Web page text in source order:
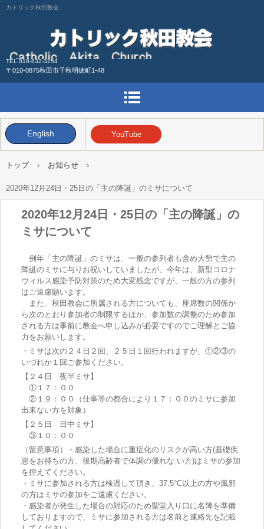
カトリック秋田教会
TEL.018-832-3254
〒010-0875秋田市千秋明徳町1-48
English YouTube
トップ › お知らせ ›
2020年12月24日・25日の「主の降誕」のミサについて
2020年12月24日・25日の「主の降誕」の
ミサについて
例年「主の降誕」のミサは、一般の参列者も含め大勢で主の
降誕のミサに与りお祝いしていましたが、今年は、新型コロナ
ウィルス感染予防対策のため大変残念ですが、一般の方の参列
はご遠慮願います。
また、秋田教会に所属される方についても、座席数の関係か
ら次のとおり参加者の制限するほか、参加数の調整のため参加
される方は事前に教会へ申し込みが必要ですのでご理解とご協
力をお願いします。
・ミサは次の２４日２回、２５日１回行われますが、①②③の
いづれか１回ご参加ください。
【２４日 夜半ミサ】
①１７：００
②１９：００（仕事等の都合により１７：００のミサに参加
出来ない方を対象）
【２５日 日中ミサ】
③１０：００
（留意事項）・感染した場合に重症化のリスクが高い方(基礎疾
患をお持ちの方、後期高齢者で体調の優れな い方)はミサの参加
を控えてください。
・ミサに参加される方は検温して頂き、37.5°C以上の方や風邪
の方はミサの参加をご遠慮ください。
・感染者が発生した場合の対応のため聖堂入り口に名簿を準備
しておりますので、ミサに参加される方は名前と連絡先を記載